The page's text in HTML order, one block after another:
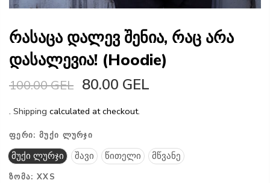
რასაცა დალევ შენია, რაც არა
დასალევია! (Hoodie)
100.00 GEL 80.00 GEL
. Shipping calculated at checkout.
ᲤᲔᲠᲘ: ᲛᲣᲥᲘ ᲚᲣᲠᲯᲘ
მუქი ლურჯი შავი წითელი მწვანე
ᲖᲝᲛᲐ: XXS